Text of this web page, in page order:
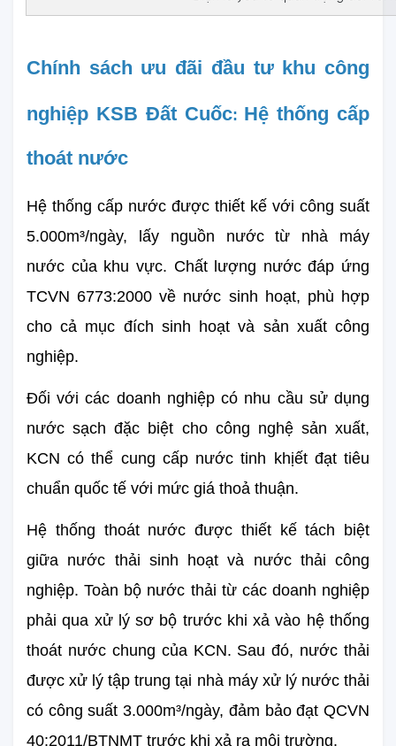
Chính sách ưu đãi đầu tư khu công
nghiệp KSB Đất Cuốc: Hệ thống cấp
thoát nước
Hệ thống cấp nước được thiết kế với công suất
5.000m³/ngày, lấy nguồn nước từ nhà máy
nước của khu vực. Chất lượng nước đáp ứng
TCVN 6773:2000 về nước sinh hoạt, phù hợp
cho cả mục đích sinh hoạt và sản xuất công
nghiệp.
Đối với các doanh nghiệp có nhu cầu sử dụng
nước sạch đặc biệt cho công nghệ sản xuất,
KCN có thể cung cấp nước tinh khịết đạt tiêu
chuẩn quốc tế với mức giá thoả thuận.
Hệ thống thoát nước được thiết kế tách biệt
giữa nước thải sinh hoạt và nước thải công
nghiệp. Toàn bộ nước thải từ các doanh nghiệp
phải qua xử lý sơ bộ trước khi xả vào hệ thống
thoát nước chung của KCN. Sau đó, nước thải
được xử lý tập trung tại nhà máy xử lý nước thải
có công suất 3.000m³/ngày, đảm bảo đạt QCVN
40:2011/BTNMT trước khi xả ra môi trường.